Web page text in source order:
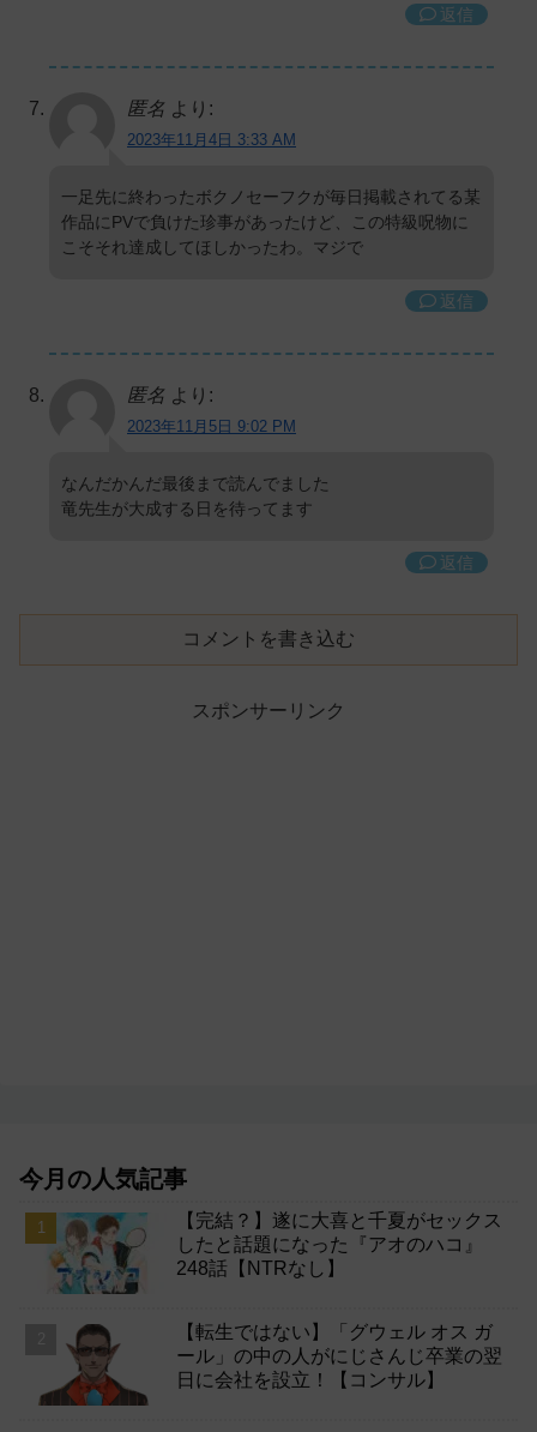
返信
匿名 より:
2023年11月4日 3:33 AM
一足先に終わったボクノセーフクが毎日掲載されてる某
作品にPVで負けた珍事があったけど、この特級呪物に
こそそれ達成してほしかったわ。マジで
返信
匿名 より:
2023年11月5日 9:02 PM
なんだかんだ最後まで読んでました
竜先生が大成する日を待ってます
返信
コメントを書き込む
スポンサーリンク
今月の人気記事
【完結？】遂に大喜と千夏がセックス
したと話題になった『アオのハコ』
248話【NTRなし】
【転生ではない】「グウェル オス ガ
ール」の中の人がにじさんじ卒業の翌
日に会社を設立！【コンサル】